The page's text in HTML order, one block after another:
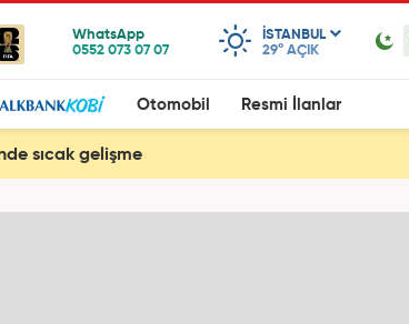
ISTANBUL
29° AÇIK
Otomobil Resmi İlanlar
sıcak gelişme